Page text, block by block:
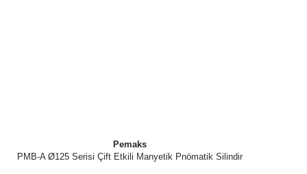
Pemaks
PMB-A Ø125 Serisi Çift Etkili Manyetik Pnömatik Silindir